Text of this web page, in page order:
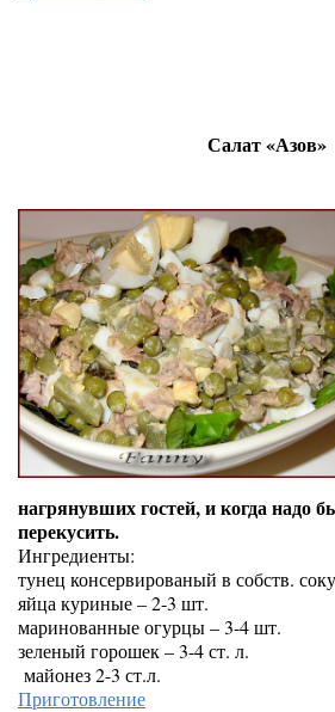
Салат «Азов»
нагрянувших гостей, и когда надо
перекусить.
Ингредиенты:
тунец консервированый в собств.
яйца куриные – 2-3 шт.
маринованные огурцы – 3-4 шт.
зеленый горошек – 3-4 ст. л.
майонез 2-3 ст.л.
Приготовление